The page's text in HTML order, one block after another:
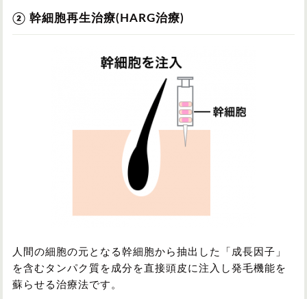
② 幹細胞再生治療(HARG治療)
人間の細胞の元となる幹細胞から抽出した「成長因子」
を含むタンパク質を成分を直接頭皮に注入し発毛機能を
蘇らせる治療法です。